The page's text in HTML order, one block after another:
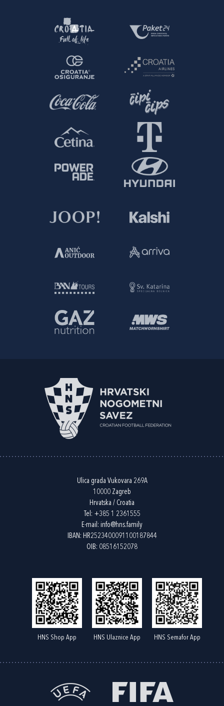
Ulica grada Vukovara 269A
10000 Zagreb
Hrvatska / Croatia
Tel: +385 1 2361555
E-mail: info@hns.family
IBAN: HR2523400091100187844
OIB: 08516152078
HNS Shop App HNS Ulaznice App HNS Semafor App